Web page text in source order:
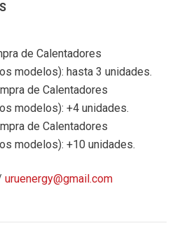
de Calentadores
modelos): hasta 3 unidades.
de Calentadores
modelos): +4 unidades.
de Calentadores
modelos): +10 unidades.
uruenergy@gmail.com